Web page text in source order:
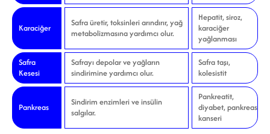
Karaciğer
Safra üretir, toksinleri arındırır, yağ
metabolizmasına yardımcı olur.
Hepatit, siroz,
karaciğer
yağlanması
Safra
Kesesi
Safrayı depolar ve yağların
sindirimine yardımcı olur.
Safra taşı,
kolesistit
Pankreas
Sindirim enzimleri ve insülin
salgılar.
Pankreatit,
diyabet, pankreas
kanseri